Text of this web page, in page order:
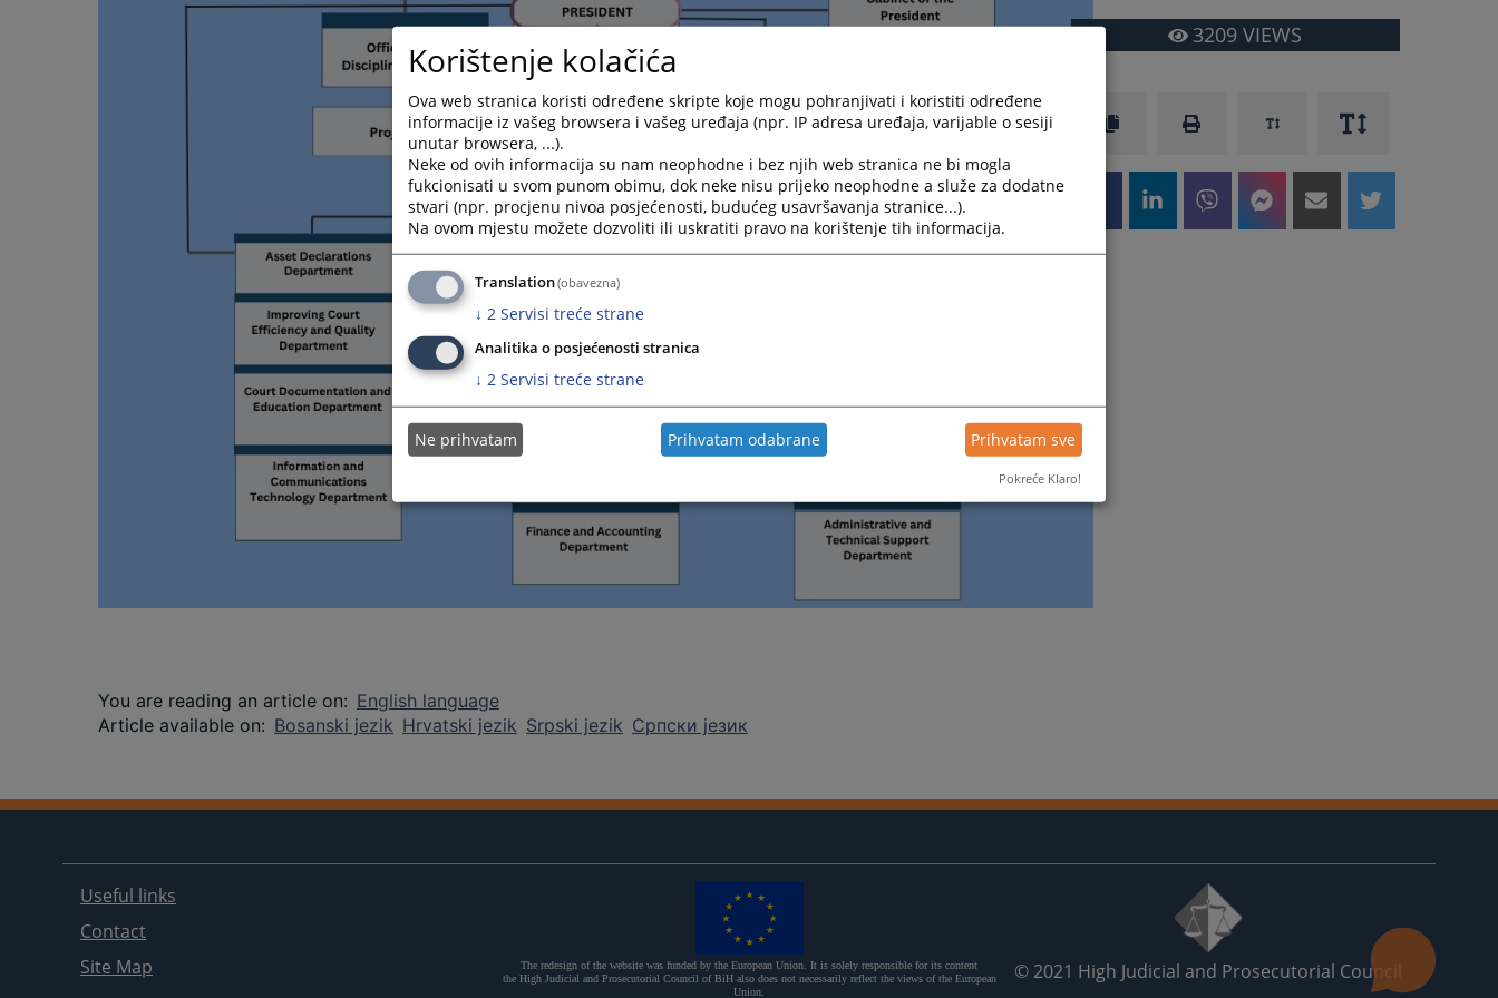
You are reading an article on: English language
Article available on: Bosanski jezik Hrvatski jezik Srpski jezik Српски језик
3209 VIEWS
Useful links
Contact
Site Map
The redesign of the website was funded by the European Union. It is solely responsible for its content
the High Judicial and Prosecutorial Council of BiH also does not necessarily reflect the views of the European
Union.
© 2021 High Judicial and Prosecutorial Council
Korištenje kolačića
Ova web stranica koristi određene skripte koje mogu pohranjivati i koristiti određene
informacije iz vašeg browsera i vašeg uređaja (npr. IP adresa uređaja, varijable o sesiji
unutar browsera, ...).
Neke od ovih informacija su nam neophodne i bez njih web stranica ne bi mogla
fukcionisati u svom punom obimu, dok neke nisu prijeko neophodne a služe za dodatne
stvari (npr. procjenu nivoa posjećenosti, budućeg usavršavanja stranice...).
Na ovom mjestu možete dozvoliti ili uskratiti pravo na korištenje tih informacija.
Translation(obavezna)
↓ 2 Servisi treće strane
Analitika o posjećenosti stranica
↓ 2 Servisi treće strane
Ne prihvatam Prihvatam odabrane Prihvatam sve
Pokreće Klaro!